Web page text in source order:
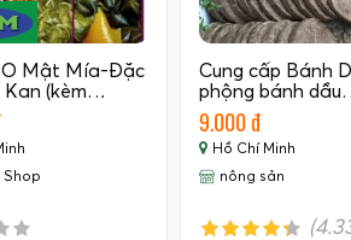
Mật Mía-Đặc
Kan (kèm…
Shop
Cung cấp Bánh
phộng bánh
9.000 đ
Hồ Chí Minh
nông sản